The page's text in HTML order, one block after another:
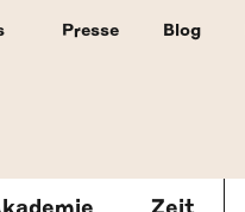
Presse Blog